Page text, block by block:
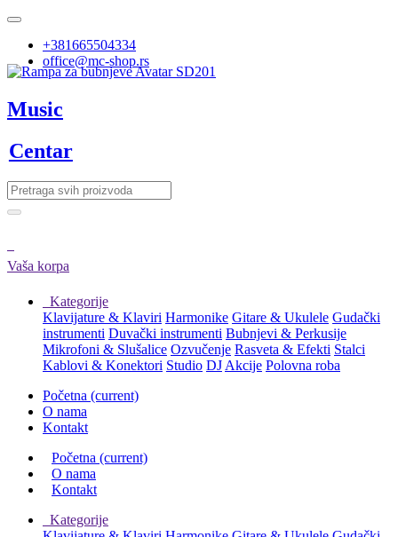
+381665504334
office@mc-shop.rs
Music
Centar
Vaša korpa
Kategorije
Klavijature & Klaviri Harmonike Gitare & Ukulele Gudački
instrumenti Duvački instrumenti Bubnjevi & Perkusije
Mikrofoni & Slušalice Ozvučenje Rasveta & Efekti Stalci
Kablovi & Konektori Studio DJ Akcije Polovna roba
Početna (current)
O nama
Kontakt
Početna (current)
O nama
Kontakt
Kategorije